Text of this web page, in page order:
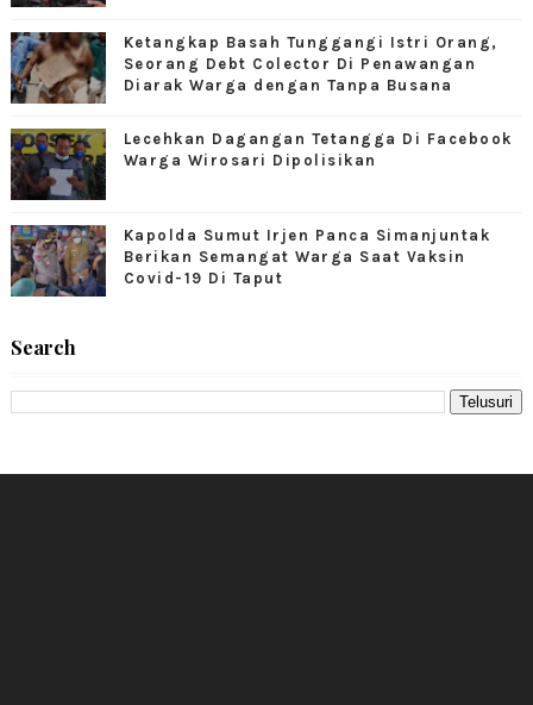
Ketangkap Basah Tunggangi Istri Orang,
Seorang Debt Colector Di Penawangan
Diarak Warga dengan Tanpa Busana
Lecehkan Dagangan Tetangga Di Facebook
Warga Wirosari Dipolisikan
Kapolda Sumut Irjen Panca Simanjuntak
Berikan Semangat Warga Saat Vaksin
Covid-19 Di Taput
Search